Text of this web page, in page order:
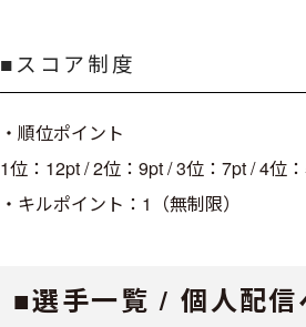
■スコア制度
・順位ポイント
1位：12pt / 2位：9pt / 3位：7pt / 4位
・キルポイント：1（無制限）
■選手一覧 / 個人配信